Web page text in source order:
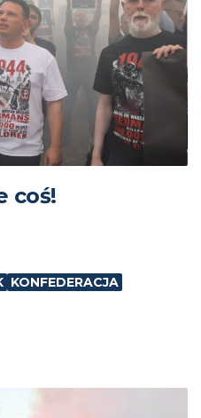
coś!
KONFEDERACJA